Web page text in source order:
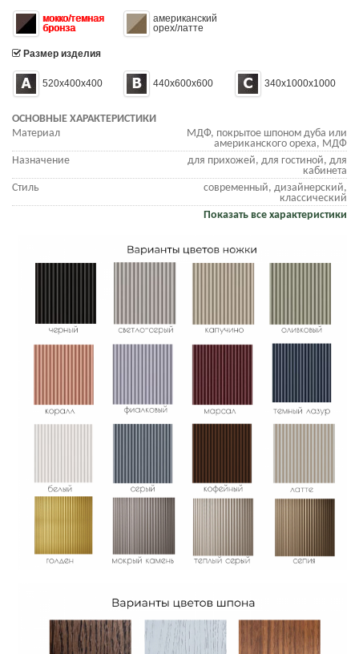
мокко/темная
бронза
американский
орех/латте
Размер изделия
520х400х400 440х600х600 340х1000х1000
ОСНОВНЫЕ ХАРАКТЕРИСТИКИ
Материал
МДФ, покрытое шпоном дуба или
американского ореха, МДФ
Назначение
для прихожей, для гостиной, для
кабинета
Стиль
современный, дизайнерский,
классический
Показать все характеристики